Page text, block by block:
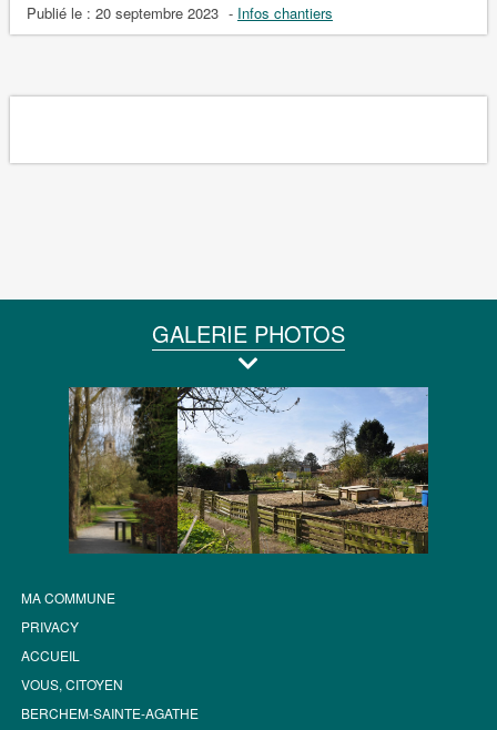
Publié le : 20 septembre 2023 - Infos chantiers
GALERIE PHOTOS
MA COMMUNE
PRIVACY
ACCUEIL
VOUS, CITOYEN
BERCHEM-SAINTE-AGATHE